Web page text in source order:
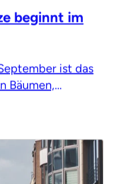
beginnt im
ist das
Bäumen,